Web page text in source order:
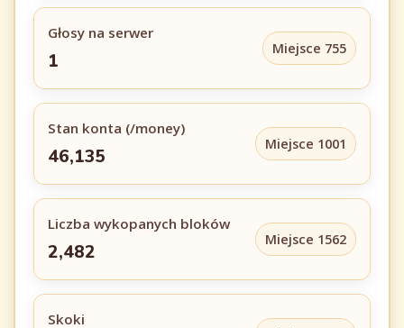
Głosy na serwer
1
Miejsce 755
Stan konta (/money)
46,135
Miejsce 1001
Liczba wykopanych bloków
2,482
Miejsce 1562
Skoki